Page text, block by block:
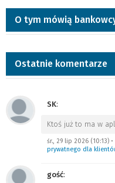
O tym mówią
Ostatnie komentarze
SK:
Ktoś już to ma w
śr., 29 lip 2026 (10:13) •
prywatnego dla
gość: